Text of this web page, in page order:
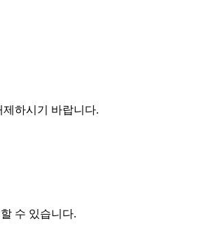
하시기 바랍니다.
할 수 있습니다.